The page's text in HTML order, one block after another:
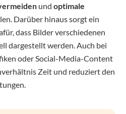
und optimale
Darüber hinaus sorgt ein
dass Bilder verschiedenen
dargestellt werden. Auch bei
oder Social-Media-Content
Zeit und reduziert den